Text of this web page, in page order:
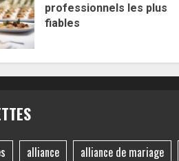
professionnels les plus
fiables
alliance
alliance de mariage